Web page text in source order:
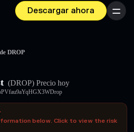
Descargar ahora Menú
DROP
(DROP) Precio hoy
below. Click to view the risk